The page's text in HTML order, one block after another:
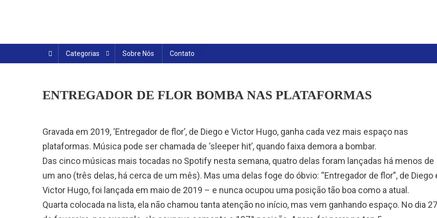
Categorias Sobre Nós Contato
ENTREGADOR DE FLOR BOMBA NAS PLATAFORMAS
Gravada em 2019, ‘Entregador de flor’, de Diego e Victor Hugo, ganha cada vez mais espaço nas
plataformas. Música pode ser chamada de ‘sleeper hit’, quando faixa demora a bombar.
Das cinco músicas mais tocadas no Spotify nesta semana, quatro delas foram lançadas há menos de
um ano (três delas, há cerca de um mês). Mas uma delas foge do óbvio: “Entregador de flor”, de Diego
Victor Hugo, foi lançada em maio de 2019 – e nunca ocupou uma posição tão boa como a atual.
Quarta colocada na lista, ela não chamou tanta atenção no início, mas vem ganhando espaço. No dia 27